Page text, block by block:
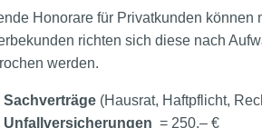
Honorare für Privatkunden können
richten sich diese nach
werden.
Sachverträge(Hausrat, Haftpflicht,
Unfallversicherungen = 250.– €